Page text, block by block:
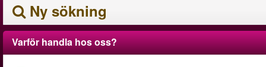
Ny sökning
Varför handla hos oss?